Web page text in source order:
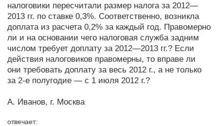
налоговики пересчитали размер налога за 2012—
2013 гг. по ставке 0,3%. Соответственно, возникла
доплата из расчета 0,2% за каждый год. Правомерно
ли и на основании чего налоговая служба задним
числом требует доплату за 2012—2013 гг.? Если
действия налоговиков правомерны, то вправе ли
они требовать доплату за весь 2012 г., а не только
за 2-е полугодие — с 1 июля 2012 г.?
А. Иванов, г. Москва
отвечает: